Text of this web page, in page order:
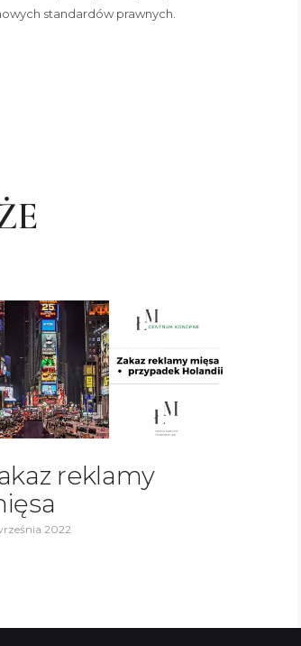
standardów prawnych.
reklamy
2022